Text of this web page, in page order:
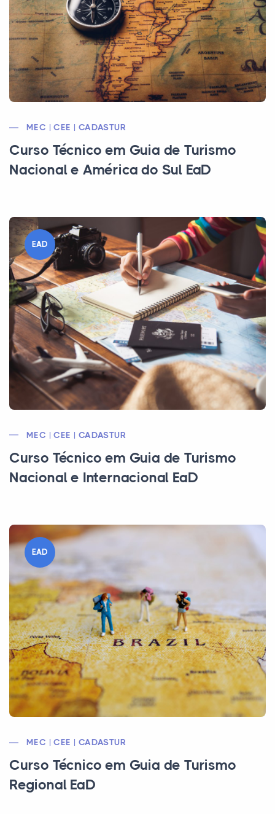
MEC | CEE | CADASTUR
Curso Técnico em Guia de Turismo
Nacional e América do Sul EaD
EAD
MEC | CEE | CADASTUR
Curso Técnico em Guia de Turismo
Nacional e Internacional EaD
EAD
MEC | CEE | CADASTUR
Curso Técnico em Guia de Turismo
Regional EaD